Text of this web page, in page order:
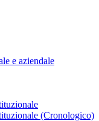
e aziendale
(Cronologico)